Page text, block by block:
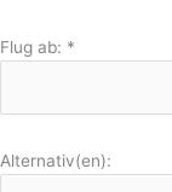
Flug ab: *
Alternativ(en):